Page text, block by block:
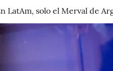
LatAm, solo el Merval de